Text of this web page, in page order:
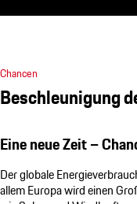
Chancen
Beschleunigung
Eine neue Zeit –
Der globale
allem Europa wird einen